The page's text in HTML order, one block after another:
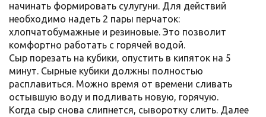
начинать формировать сулугуни. Для действий
необходимо надеть 2 пары перчаток:
хлопчатобумажные и резиновые. Это позволит
комфортно работать с горячей водой.
Сыр порезать на кубики, опустить в кипяток на 5
минут. Сырные кубики должны полностью
расплавиться. Можно время от времени сливать
остывшую воду и подливать новую, горячую.
Когда сыр снова слипнется, сыворотку слить. Далее